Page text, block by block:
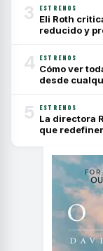
3 ESTRENOS
Eli Roth
reducido y
4 ESTRENOS
Cómo ver
desde
5 ESTRENOS
La directora
que